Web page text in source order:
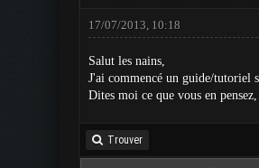
17/07/2013, 10:18
Salut les nains,
J'ai commencé un guide/tutoriel
Dites moi ce que vous en
Trouver